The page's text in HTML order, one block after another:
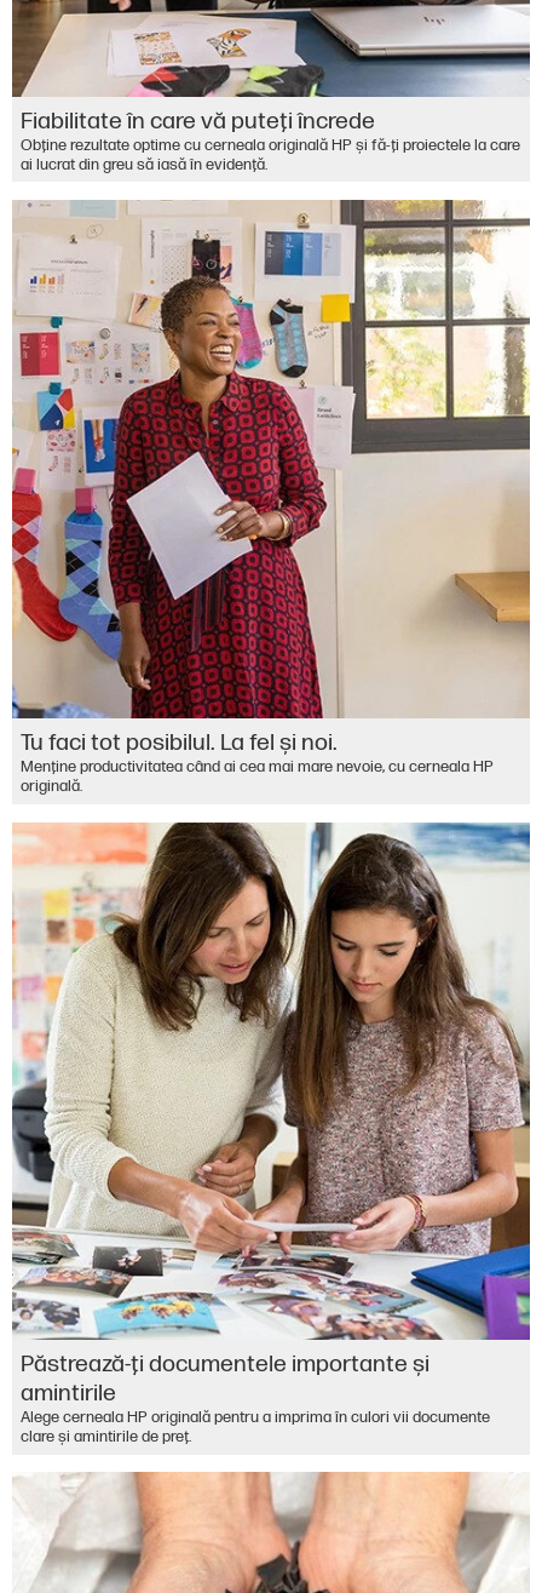
Fiabilitate în care vă puteţi încrede
Obţine rezultate optime cu cerneala originală HP şi fă-ţi proiectele la care
ai lucrat din greu să iasă în evidenţă.
Tu faci tot posibilul. La fel şi noi.
Menţine productivitatea când ai cea mai mare nevoie, cu cerneala HP
originală.
Păstrează-ţi documentele importante şi
amintirile
Alege cerneala HP originală pentru a imprima în culori vii documente
clare şi amintirile de preţ.